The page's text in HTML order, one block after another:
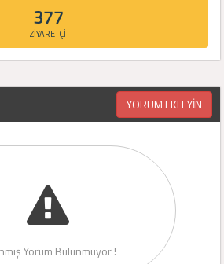
377
ZİYARETÇİ
YORUM EKLEYİN
Yorum Bulunmuyor !